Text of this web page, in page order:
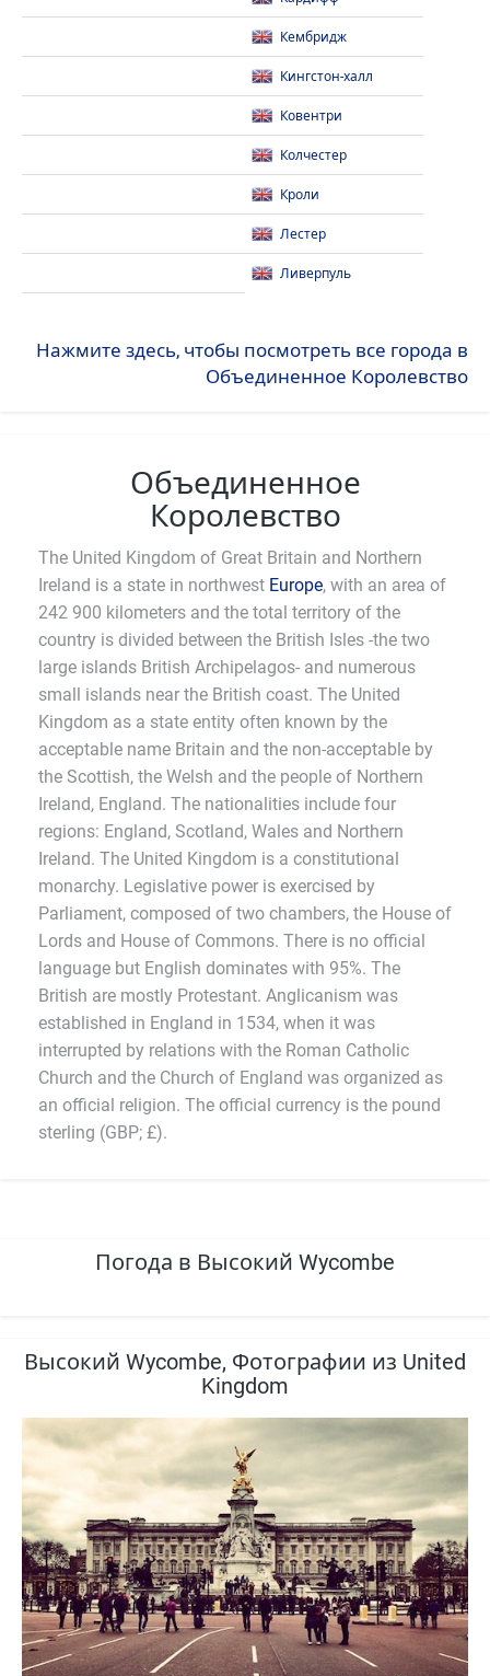
Кембридж
Кингстон-халл
Ковентри
Колчестер
Кроли
Лестер
Ливерпуль
Нажмите здесь, чтобы посмотреть все города в
Объединенное Королевство
Объединенное
Королевство
The United Kingdom of Great Britain and Northern
Ireland is a state in northwest Europe, with an area of
242 900 kilometers and the total territory of the
country is divided between the British Isles -the two
large islands British Archipelagos- and numerous
small islands near the British coast. The United
Kingdom as a state entity often known by the
acceptable name Britain and the non-acceptable by
the Scottish, the Welsh and the people of Northern
Ireland, England. The nationalities include four
regions: England, Scotland, Wales and Northern
Ireland. The United Kingdom is a constitutional
monarchy. Legislative power is exercised by
Parliament, composed of two chambers, the House of
Lords and House of Commons. There is no official
language but English dominates with 95%. The
British are mostly Protestant. Anglicanism was
established in England in 1534, when it was
interrupted by relations with the Roman Catholic
Church and the Church of England was organized as
an official religion. The official currency is the pound
sterling (GBP; £).
Погода в Высокий Wycombe
Высокий Wycombe, Фотографии из United
Kingdom